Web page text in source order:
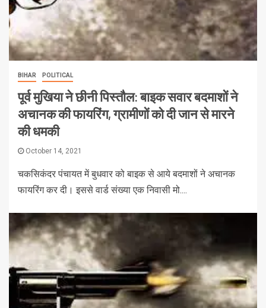
BIHAR POLITICAL
पूर्व मुखिया ने छीनी पिस्तौल: बाइक सवार बदमाशों ने
अचानक की फायरिंग, ग्रामीणों को दी जान से मारने
की धमकी
October 14, 2021
चकसिकंदर पंचायत में बुधवार को बाइक से आये बदमाशों ने अचानक
फायरिंग कर दी। इससे वार्ड संख्या एक निवासी मो....